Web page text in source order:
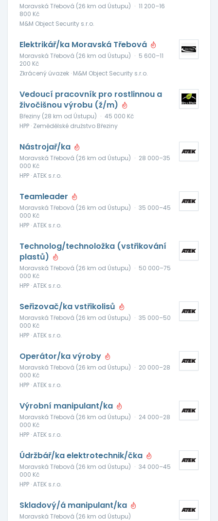
Moravská Třebová (26 km od Ústupu) · 11 200–16
800 Kč
M&M Object Security s.r.o.
Elektrikář/ka Moravská Třebová
Moravská Třebová (26 km od Ústupu) · 5 600–11
200 Kč
Zkrácený úvazek · M&M Object Security s.r.o.
Vedoucí pracovník pro rostlinnou a
živočišnou výrobu (ž/m)
Březiny (28 km od Ústupu) · 45 000 Kč
HPP · Zemědělské družstvo Březiny
Nástrojař/ka
Moravská Třebová (26 km od Ústupu) · 28 000–35
000 Kč
HPP · ATEK s.r.o.
Teamleader
Moravská Třebová (26 km od Ústupu) · 35 000–45
000 Kč
HPP · ATEK s.r.o.
Technolog/technoložka (vstřikování
plastů)
Moravská Třebová (26 km od Ústupu) · 50 000–75
000 Kč
HPP · ATEK s.r.o.
Seřizovač/ka vstřikolisů
Moravská Třebová (26 km od Ústupu) · 35 000–50
000 Kč
HPP · ATEK s.r.o.
Operátor/ka výroby
Moravská Třebová (26 km od Ústupu) · 20 000–28
000 Kč
HPP · ATEK s.r.o.
Výrobní manipulant/ka
Moravská Třebová (26 km od Ústupu) · 24 000–28
000 Kč
HPP · ATEK s.r.o.
Údržbář/ka elektrotechnik/čka
Moravská Třebová (26 km od Ústupu) · 34 000–45
000 Kč
HPP · ATEK s.r.o.
Skladový/á manipulant/ka
Moravská Třebová (26 km od Ústupu)